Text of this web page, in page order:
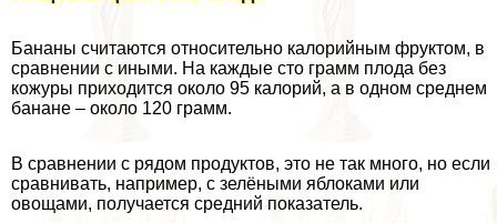
Бананы считаются относительно калорийным фруктом, в
сравнении с иными. На каждые сто грамм плода без
кожуры приходится около 95 калорий, а в одном среднем
банане ‒ около 120 грамм.
В сравнении с рядом продуктов, это не так много, но если
сравнивать, например, с зелёными яблоками или
овощами, получается средний показатель.